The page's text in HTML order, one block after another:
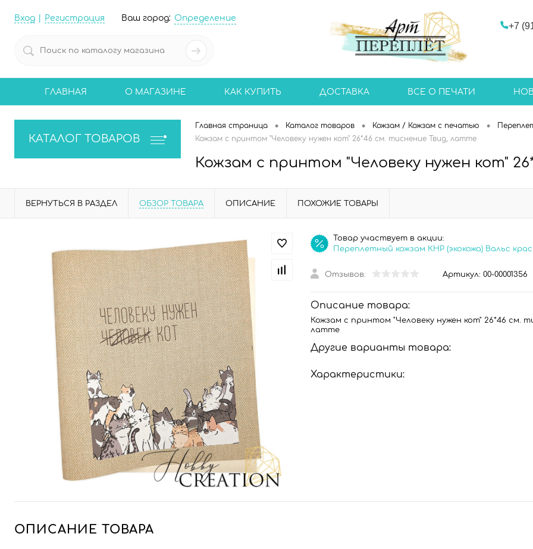
Вход Регистрация Ваш город: Определение
+7
ГЛАВНАЯ О МАГАЗИНЕ КАК КУПИТЬ ДОСТАВКА ВСЕ О ПЕЧАТИ
КАТАЛОГ ТОВАРОВ
Главная страница • Каталог товаров • Кожзам / Кожзам с печатью •
Кожзам с принтом "Человеку нужен кот" 26*46 см. тиснение Твид, латте
Кожзам с принтом "Человеку нужен кот"
ВЕРНУТЬСЯ В РАЗДЕЛ ОБЗОР ТОВАРА ОПИСАНИЕ ПОХОЖИЕ ТОВАРЫ
Товар участвует в акции:
Переплетный кожзам КНР (экокожа) Вальс
Отзывов: Артикул: 00-00001356
Описание товара:
Кожзам с принтом "Человеку нужен кот" 26*46 см.
латте
Другие варианты товара:
Характеристики:
ОПИСАНИЕ ТОВАРА